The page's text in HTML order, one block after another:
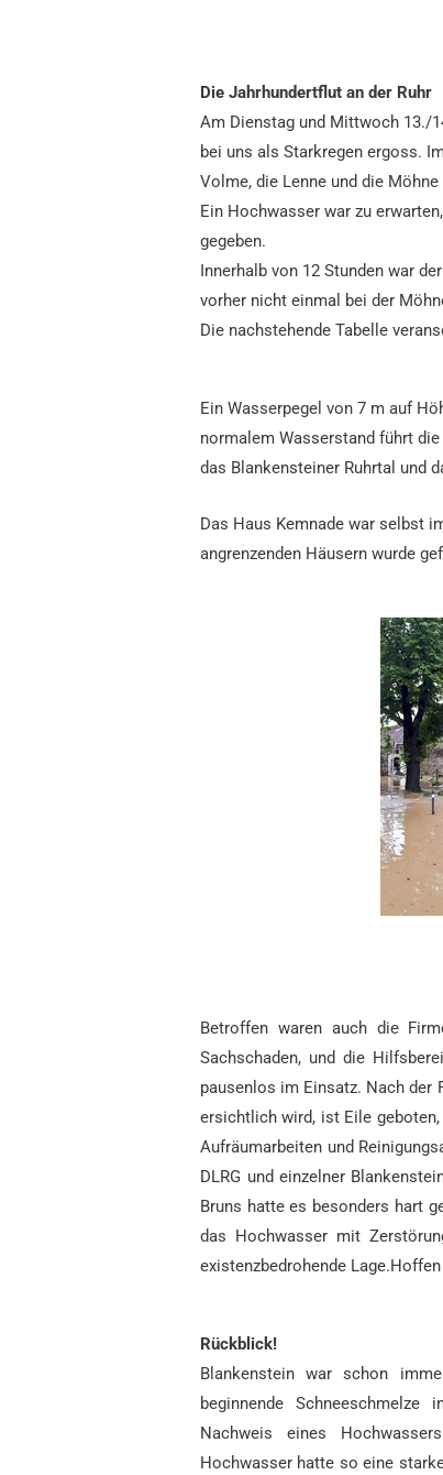
Die Jahrhundertflut an der Ruhr
Am Dienstag und Mittwoch 13./
bei uns als Starkregen ergoss.
Volme, die Lenne und die
Ein Hochwasser war zu
gegeben.
Innerhalb von 12 Stunden war
vorher nicht einmal bei der
Die nachstehende Tabelle
Ein Wasserpegel von 7 m auf
normalem Wasserstand führt
das Blankensteiner Ruhrtal und
Das Haus Kemnade war selbst
angrenzenden Häusern wurde
Betroffen waren auch die
Sachschaden, und die
pausenlos im Einsatz. Nach der
ersichtlich wird, ist Eile
Aufräumarbeiten und
DLRG und einzelner
Bruns hatte es besonders hart
das Hochwasser mit
existenzbedrohende
Rückblick!
Blankenstein war schon
beginnende
Nachweis eines
Hochwasser hatte so eine